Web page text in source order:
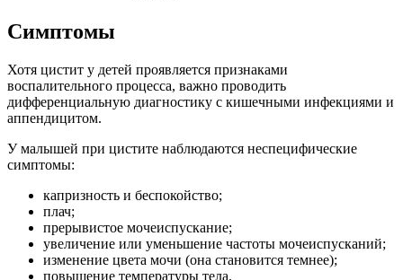
Симптомы
Хотя цистит у детей проявляется признаками
воспалительного процесса, важно проводить
дифференциальную диагностику с кишечными инфекциями и
аппендицитом.
У малышей при цистите наблюдаются неспецифические
симптомы:
капризность и беспокойство;
плач;
прерывистое мочеиспускание;
увеличение или уменьшение частоты мочеиспусканий;
изменение цвета мочи (она становится темнее);
повышение температуры тела.